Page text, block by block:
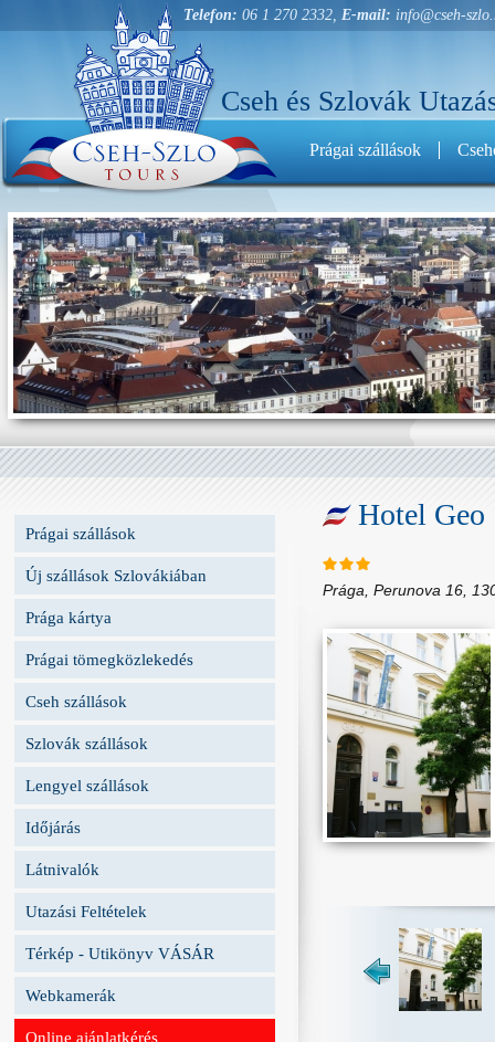
Telefon: 06 1 270 2332, E-mail: info@cseh-
Cseh és Szlovák
Prágai szállások
Prágai szállások
Új szállások Szlovákiában
Prága kártya
Prágai tömegközlekedés
Cseh szállások
Szlovák szállások
Lengyel szállások
Időjárás
Látnivalók
Utazási Feltételek
Térkép - Utikönyv VÁSÁR
Webkamerák
Online ajánlatkérés
Hotel Geo
Prága, Perunova 16,